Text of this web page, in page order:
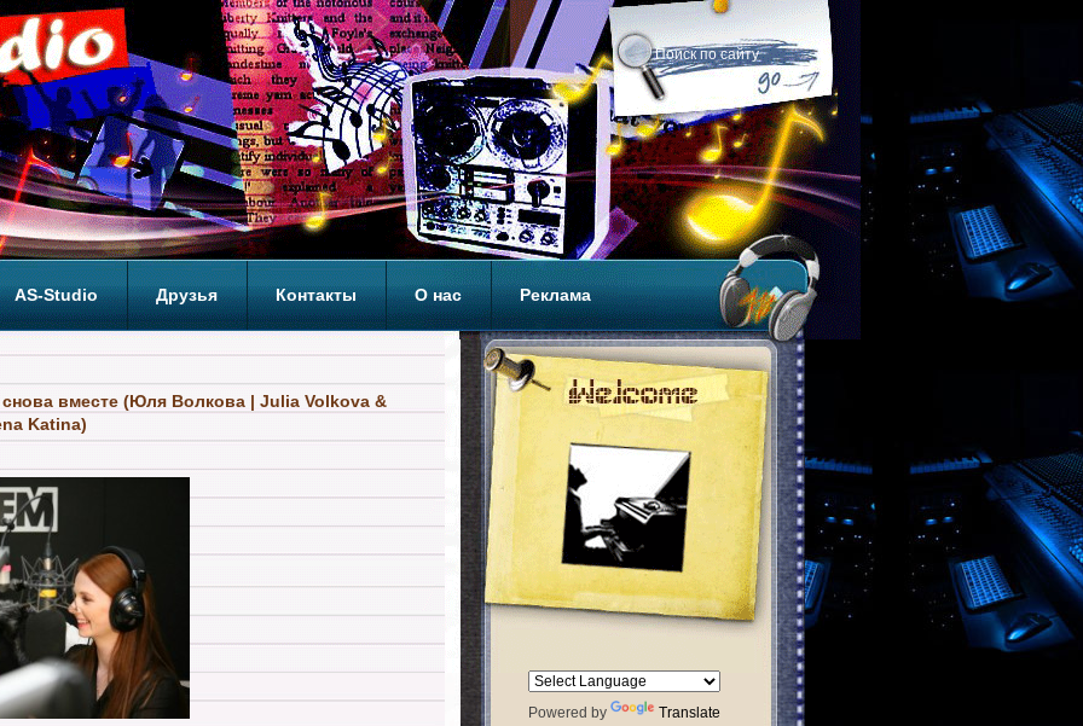
AS-Studio Друзья Контакты О нас Реклама
вместе (Юля Волкова | Julia Volkova &
Katina)
Powered by Translate